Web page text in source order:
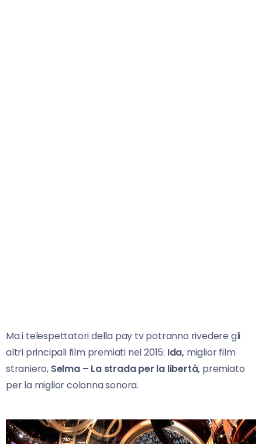
Ma i telespettatori della pay tv potranno rivedere gli
altri principali film premiati nel 2015: Ida, miglior film
straniero, Selma – La strada per la libertà, premiato
per la miglior colonna sonora.